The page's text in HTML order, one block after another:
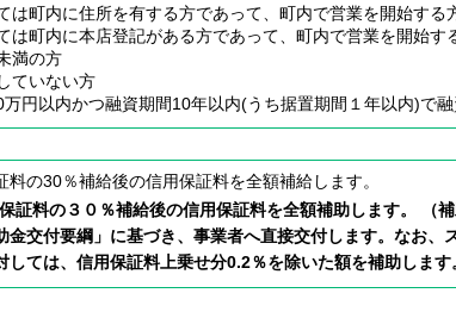
町内に住所を有する方であって、町内で営業を開始する
町内に本店登記がある方であって、町内で営業を開始す
満の方
いない方
以内かつ融資期間10年以内(うち据置期間１年以内)で融
料の30％補給後の信用保証料を全額補給します。
証料の３０％補給後の信用保証料を全額補助します。 （
金交付要綱」に基づき、事業者へ直接交付します。なお、
しては、信用保証料上乗せ分0.2％を除いた額を補助します